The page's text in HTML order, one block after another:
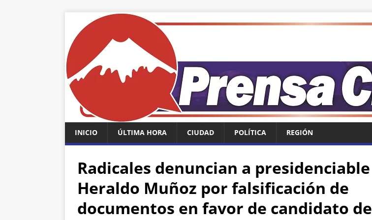
INICIO ÚLTIMA HORA CIUDAD POLÍTICA REGIÓN
Radicales denuncian a presidenciable
Heraldo Muñoz por falsificación de
documentos en favor de candidato de